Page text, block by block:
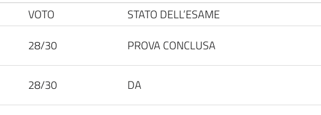
VOTO STATO DELL’ESAME
28/30 PROVA CONCLUSA
28/30 DA